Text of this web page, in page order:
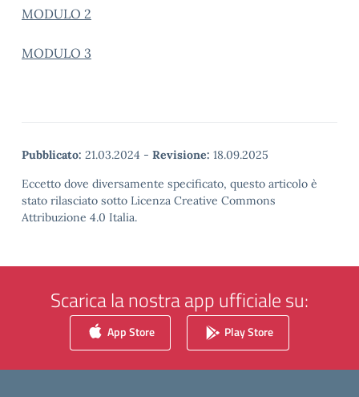
MODULO 2
MODULO 3
Pubblicato: 21.03.2024 - Revisione: 18.09.2025
Eccetto dove diversamente specificato, questo articolo è
stato rilasciato sotto Licenza Creative Commons
Attribuzione 4.0 Italia.
Scarica la nostra app ufficiale su:
App Store Play Store